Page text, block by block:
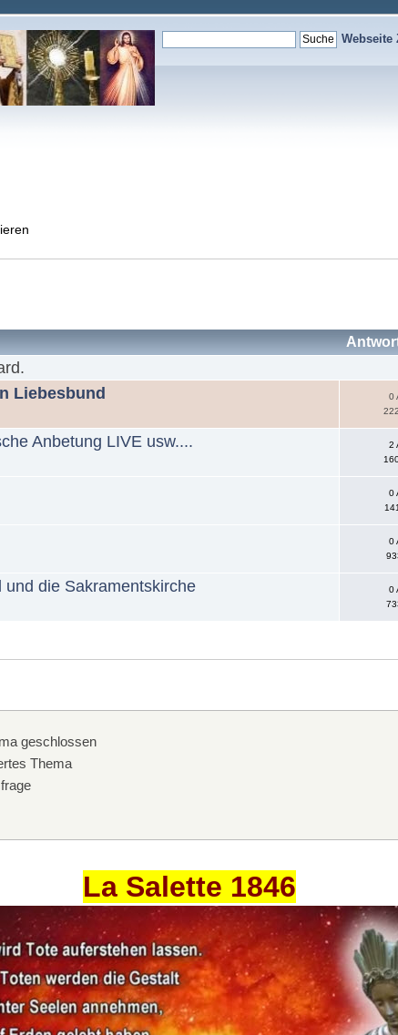
Webseite
Liebesbund
0
Anbetung LIVE usw....
2
0
0
die Sakramentskirche
0
geschlossen
Thema
La Salette 1846